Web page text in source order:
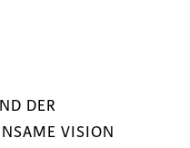
DER
VISION